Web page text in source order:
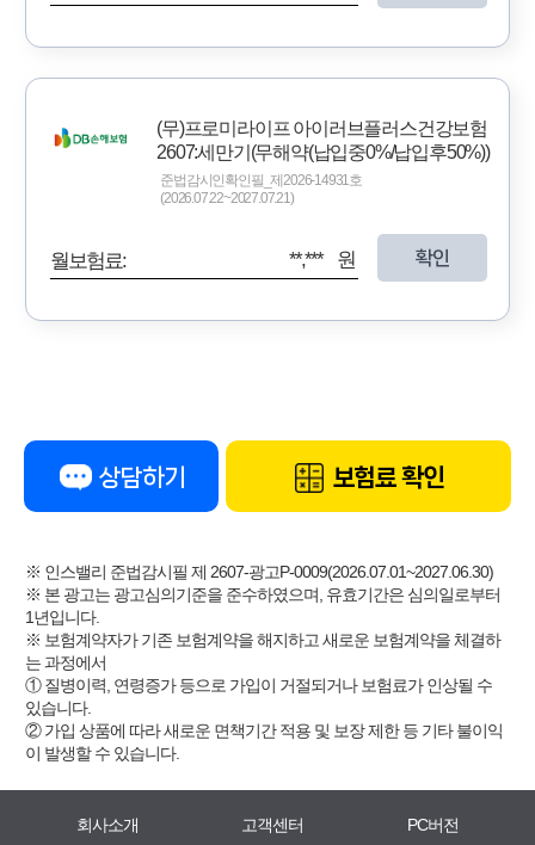
(무)프로미라이프 아이러브플러스건강보험
2607:세만기(무해약(납입중0%/납입후50%))
준법감시인확인필_제2026-14931호
(2026.07.22~2027.07.21)
월보험료: **,*** 원 확인
상담하기 보험료 확인
※ 인스밸리 준법감시필 제 2607-광고P-0009(2026.07.01~2027.06.30)
※ 본 광고는 광고심의기준을 준수하였으며, 유효기간은 심의일로부터
1년입니다.
※ 보험계약자가 기존 보험계약을 해지하고 새로운 보험계약을 체결하
는 과정에서
① 질병이력, 연령증가 등으로 가입이 거절되거나 보험료가 인상될 수
있습니다.
② 가입 상품에 따라 새로운 면책기간 적용 및 보장 제한 등 기타 불이익
이 발생할 수 있습니다.
회사소개 고객센터 PC버전